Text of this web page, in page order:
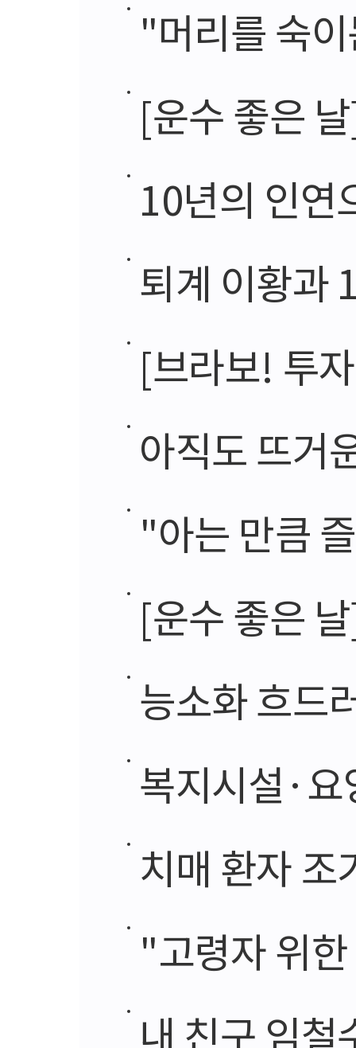
"머리를 숙
[운수 좋은
10년의 인연
퇴계 이황과
[브라보! 투
아직도 뜨거
"아는 만큼
[운수 좋은
능소화 흐드
복지시설·
치매 환자
"고령자 위
내 친구 임철